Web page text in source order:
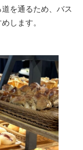
を通るため、バス
します。